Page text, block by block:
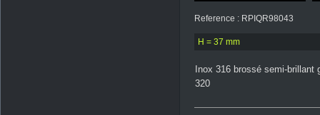
Reference : RPIQR98043
H = 37 mm
Inox 316 brossé semi-brillant
320